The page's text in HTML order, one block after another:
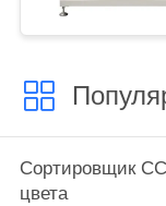
Сортировщик
цвета